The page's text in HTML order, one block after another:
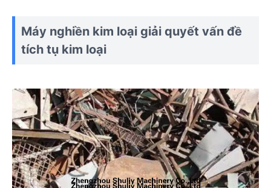
Máy nghiền kim loại giải quyết vấn đề
tích tụ kim loại